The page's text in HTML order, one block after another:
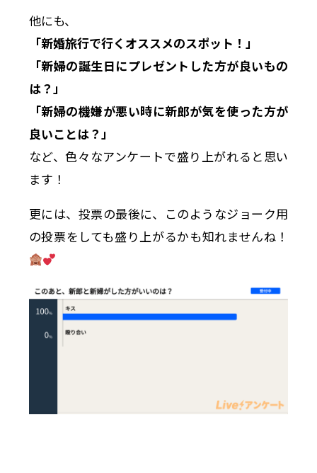
他にも、
「新婚旅行で行くオススメのスポット！」
「新婦の誕生日にプレゼントした方が良いもの
は？」
「新婦の機嫌が悪い時に新郎が気を使った方が
良いことは？」
など、色々なアンケートで盛り上がれると思い
ます！
更には、投票の最後に、このようなジョーク用
の投票をしても盛り上がるかも知れませんね！